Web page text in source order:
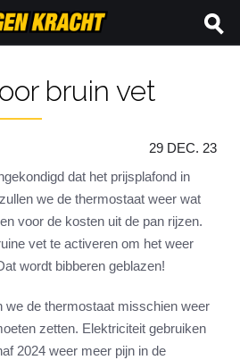
bruin vet
29 DEC. 23
dat het prijsplafond in
we de thermostaat weer wat
voor de kosten uit de pan rijzen.
vet te activeren om het weer
wordt bibberen geblazen!
we de thermostaat misschien weer
zetten. Elektriciteit gebruiken
2024 weer meer pijn in de